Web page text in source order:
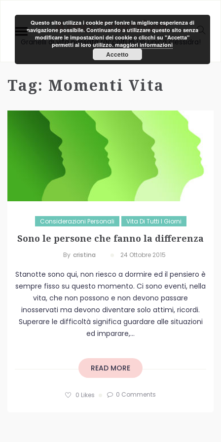
Area Creativa
Granelli di vita passata raccolti in un unica clessidra!
Tag: Momenti Vita
Considerazioni Personali Vita Di Tutti I Giorni
Sono le persone che fanno la differenza
By Cristina 24 Ottobre 2015
Stanotte sono qui, non riesco a dormire ed il pensiero è
sempre fisso su questo momento. Ci sono eventi, nella
vita, che non possono e non devono passare
inosservati ma devono diventare solo attimi, ricordi.
Superare le difficoltà significa guardare alle situazioni
ed imparare,...
READ MORE
0 Likes 0 Comments
Questo sito utilizza i cookie per fonire la migliore esperienza di
navigazione possibile. Continuando a utilizzare questo sito senza
modificare le impostazioni dei cookie o clicchi su "Accetta"
permetti al loro utilizzo.maggiori informazioni
Accetto